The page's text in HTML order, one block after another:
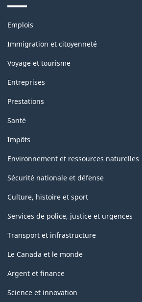
industrielle
(selon
la
définition
1950
des
Nations
Unies)
-
la
classification
Thèmes
sujets
Emplois
Immigration et citoyenneté
Voyage et tourisme
Entreprises
Prestations
Santé
Impôts
Environnement et ressources naturelles
Sécurité nationale et défense
Culture, histoire et sport
Services de police, justice et urgences
Transport et infrastructure
Le Canada et le monde
Argent et finance
Science et innovation